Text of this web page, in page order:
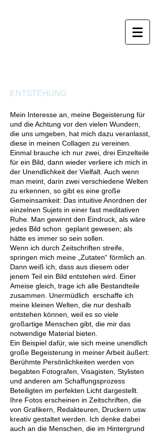
ENTSTEHUNG
Mein Interesse an, meine Begeisterung für
und die Achtung vor den vielen Wundern,
die uns umgeben, hat mich dazu veranlasst,
diese in meinen Collagen zu vereinen.
Einmal brauche ich nur zwei, drei Einzelteile
für ein Bild, dann wieder verliere ich mich in
der Unendlichkeit der Vielfalt. Auch wenn
man meint, darin zwei verschiedene Welten
zu erkennen, so gibt es eine große
Gemeinsamkeit: Das intuitive Anordnen der
einzelnen Sujets in einer fast meditativen
Ruhe. Man gewinnt den Eindruck, als wäre
jedes Bild schon geplant gewesen; als
hätte es immer so sein sollen.
Wenn ich durch Zeitschriften streife,
springen mich meine „Zutaten“ förmlich an.
Dann weiß ich, dass aus diesem oder
jenem Teil ein Bild entstehen wird. Einer
Ameise gleich, trage ich alle Bestandteile
zusammen. Unermüdlich erschaffe ich
meine kleinen Welten, die nur deshalb
entstehen können, weil es so viele
großartige Menschen gibt, die mir das
notwendige Material bieten.
Ein Beispiel dafür, wie sich meine unendlich
große Begeisterung in meiner Arbeit äußert:
Berühmte Persönlichkeiten werden von
begabten Fotografen, Visagisten, Stylisten
und anderen am Schaffungsprozess
Beteiligten im perfekten Licht dargestellt.
Ihre Fotos erscheinen in Zeitschriften, die
von Grafikern, Redakteuren, Druckern usw.
kreativ gestaltet werden. Ich denke dabei
auch an die Menschen, die im Hintergrund